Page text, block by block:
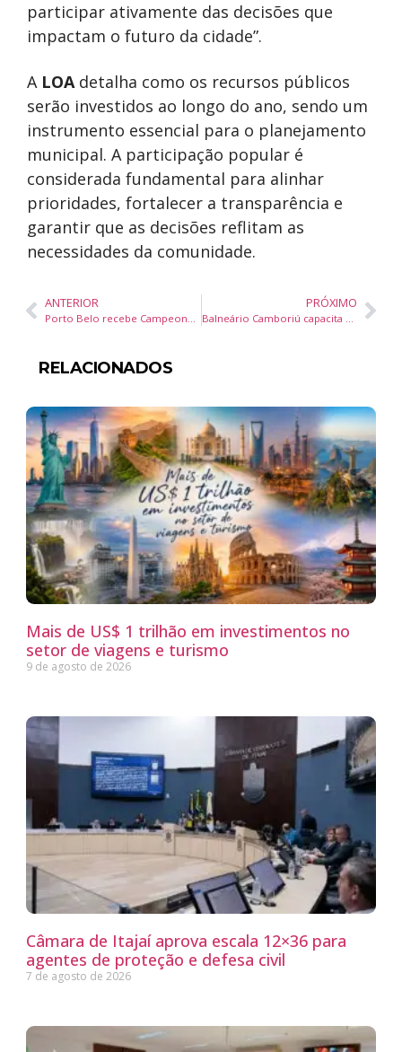
participar ativamente das decisões que
impactam o futuro da cidade”.
A LOAdetalha como os recursos públicos
serão investidos ao longo do ano, sendo um
instrumento essencial para o planejamento
municipal. A participação popular é
considerada fundamental para alinhar
prioridades, fortalecer a transparência e
garantir que as decisões reflitam as
necessidades da comunidade.
ANTERIOR
Porto Belo recebe Campeonato Sul-Americano de Powerlifting e Supino com atletas internacionais
PRÓXIMO
Balneário Camboriú capacita servidores para uso da Central de Intérpretes em Libras
RELACIONADOS
Mais de US$ 1 trilhão em investimentos no
setor de viagens e turismo
9 de agosto de 2026
Câmara de Itajaí aprova escala 12×36 para
agentes de proteção e defesa civil
7 de agosto de 2026